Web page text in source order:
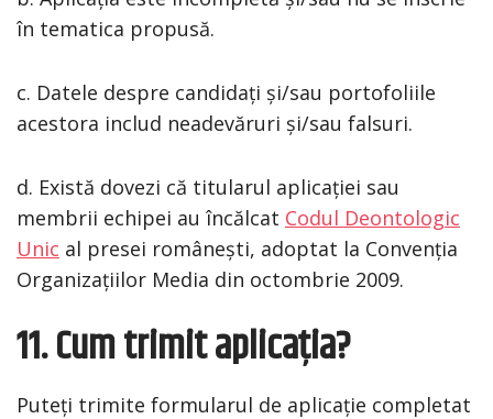
în tematica propusă.
c. Datele despre candidați și/sau portofoliile
acestora includ neadevăruri și/sau falsuri.
d. Există dovezi că titularul aplicației sau
membrii echipei au încălcat Codul Deontologic
Unic al presei românești, adoptat la Convenția
Organizațiilor Media din octombrie 2009.
11. Cum trimit aplicația?
Puteți trimite formularul de aplicație completat